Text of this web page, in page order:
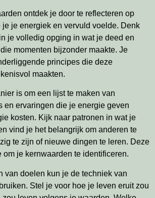
ontdek je door te reflecteren op
je je energiek en vervuld voelde. Denk
je volledig opging in wat je deed en
momenten bijzonder maakte. Je
principes die deze
maakten.
is om een lijst te maken van
en ervaringen die je energie geven
kosten. Kijk naar patronen in wat je
vind je het belangrijk om anderen te
te zijn of nieuwe dingen te leren. Deze
om je kernwaarden te identificeren.
van doelen kun je de techniek van
Stel je voor hoe je leven eruit zou